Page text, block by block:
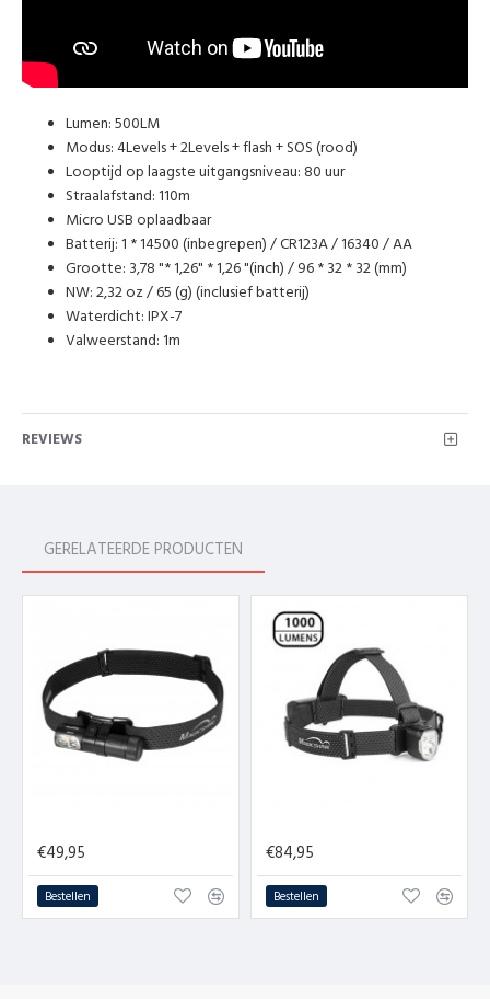
Lumen: 500LM
Modus: 4Levels + 2Levels + flash + SOS (rood)
Looptijd op laagste uitgangsniveau: 80 uur
Straalafstand: 110m
Micro USB oplaadbaar
Batterij: 1 * 14500 (inbegrepen) / CR123A / 16340 / AA
Grootte: 3,78 "* 1,26" * 1,26 "(inch) / 96 * 32 * 32 (mm)
NW: 2,32 oz / 65 (g) (inclusief batterij)
Waterdicht: IPX-7
Valweerstand: 1m
REVIEWS
GERELATEERDE PRODUCTEN
€49,95
Bestellen
€84,95
Bestellen